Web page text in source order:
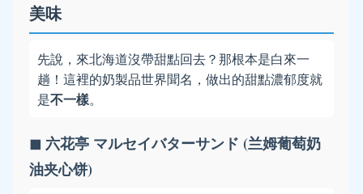
美味
先說，來北海道沒帶甜點回去？那根本是白來一
趟！這裡的奶製品世界聞名，做出的甜點濃郁度就
是不一樣。
◼ 六花亭 マルセイバターサンド (兰姆葡萄奶
油夹心饼)